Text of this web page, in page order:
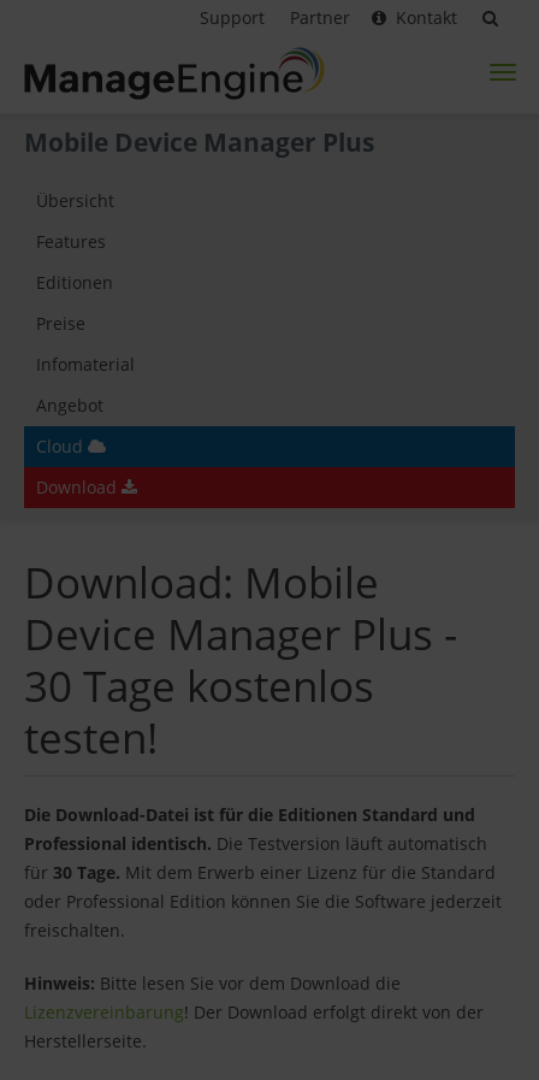
Support Partner Kontakt
Mobile Device Manager Plus
Übersicht
Features
Editionen
Preise
Infomaterial
Angebot
Cloud
Download
Download: Mobile
Device Manager Plus -
30 Tage kostenlos
testen!
Die Download-Datei ist für die Editionen Standard und
Professional identisch. Die Testversion läuft automatisch
für 30 Tage. Mit dem Erwerb einer Lizenz für die Standard
oder Professional Edition können Sie die Software jederzeit
freischalten.
Hinweis: Bitte lesen Sie vor dem Download die
Lizenzvereinbarung! Der Download erfolgt direkt von der
Herstellerseite.